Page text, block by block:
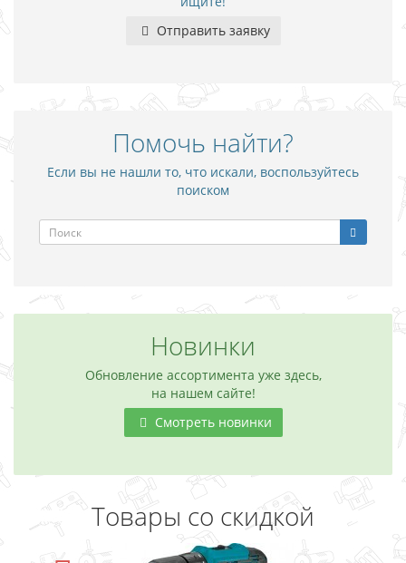
Отправить заявку
Помочь найти?
Если вы не нашли то, что искали, воспользуйтесь
поиском
Новинки
Обновление ассортимента уже здесь,
на нашем сайте!
Смотреть новинки
Товары со скидкой